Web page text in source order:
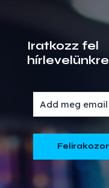
Iratkozz fel
hírlevelünkre